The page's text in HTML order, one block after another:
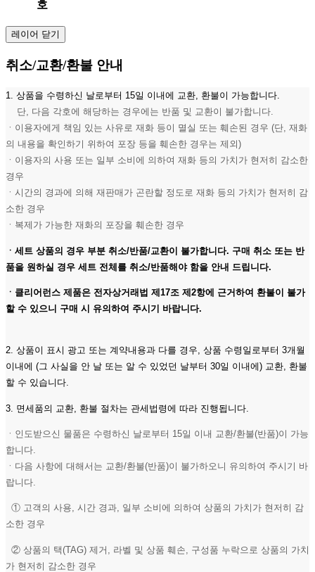
호
레이어 닫기
취소/교환/환불 안내
1. 상품을 수령하신 날로부터 15일 이내에 교환, 환불이 가능합니다.
단, 다음 각호에 해당하는 경우에는 반품 및 교환이 불가합니다.
ㆍ이용자에게 책임 있는 사유로 재화 등이 멸실 또는 훼손된 경우 (단, 재화
의 내용을 확인하기 위하여 포장 등을 훼손한 경우는 제외)
ㆍ이용자의 사용 또는 일부 소비에 의하여 재화 등의 가치가 현저히 감소한
경우
ㆍ시간의 경과에 의해 재판매가 곤란할 정도로 재화 등의 가치가 현저히 감
소한 경우
ㆍ복제가 가능한 재화의 포장을 훼손한 경우
ㆍ세트 상품의 경우 부분 취소/반품/교환이 불가합니다. 구매 취소 또는 반
품을 원하실 경우 세트 전체를 취소/반품해야 함을 안내 드립니다.
ㆍ클리어런스 제품은 전자상거래법 제17조 제2항에 근거하여 환불이 불가
할 수 있으니 구매 시 유의하여 주시기 바랍니다.
2. 상품이 표시 광고 또는 계약내용과 다를 경우, 상품 수령일로부터 3개월
이내에 (그 사실을 안 날 또는 알 수 있었던 날부터 30일 이내에) 교환, 환불
할 수 있습니다.
3. 면세품의 교환, 환불 절차는 관세법령에 따라 진행됩니다.
ㆍ인도받으신 물품은 수령하신 날로부터 15일 이내 교환/환불(반품)이 가능
합니다.
ㆍ다음 사항에 대해서는 교환/환불(반품)이 불가하오니 유의하여 주시기 바
랍니다.
① 고객의 사용, 시간 경과, 일부 소비에 의하여 상품의 가치가 현저히 감
소한 경우
② 상품의 택(TAG) 제거, 라벨 및 상품 훼손, 구성품 누락으로 상품의 가치
가 현저히 감소한 경우